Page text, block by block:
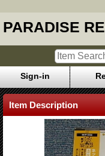
PARADISE
Sign-in
Item Description